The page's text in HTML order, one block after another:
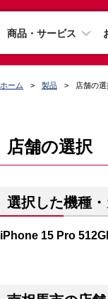
商品・サービス
ホーム 製品 店舗の選
店舗の選択
選択した機種
iPhone 15 Pro